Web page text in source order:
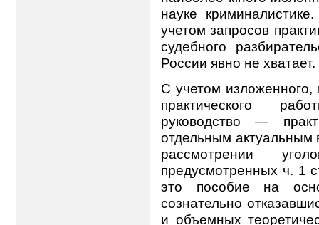
науке
учетом запросов
судебного
России явно не хватает.
С учетом
практического
руководство —
отдельным актуальным
рассмотрении
предусмотренных ч. 1
это пособие на
сознательно
и объемных